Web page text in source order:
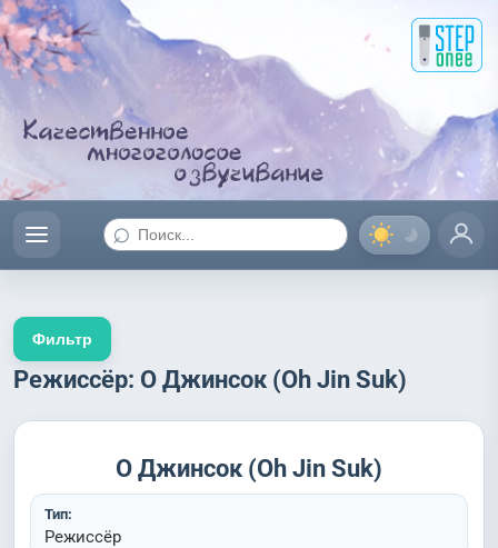
⌕
Режиссёр: О Джинсок (Oh Jin Suk)
О Джинсок (Oh Jin Suk)
Тип:
Режиссёр
Фильтр